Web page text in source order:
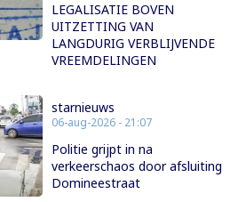
LEGALISATIE BOVEN
UITZETTING VAN
LANGDURIG VERBLIJVENDE
VREEMDELINGEN
starnieuws
06-aug-2026 - 21:07
Politie grijpt in na
verkeerschaos door afsluiting
Domineestraat